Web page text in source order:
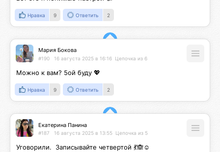
Нравка 9 Ответить 2
Мария Бокова
#190 16 августа 2025 в 16:16 Цепочка из 6
Можно к вам? 5ой буду 💖
Нравка 9 Ответить 2
Екатерина Панина
#187 16 августа 2025 в 13:55 Цепочка из 5
Уговорили.  Записывайте четвертой 💃🙈☺️